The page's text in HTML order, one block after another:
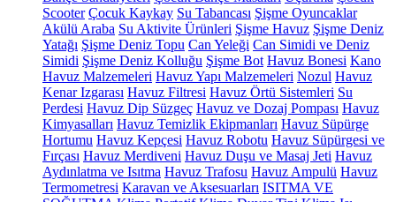
Scooter Çocuk Kaykay Su Tabancası Şişme Oyuncaklar
Akülü Araba Su Aktivite Ürünleri Şişme Havuz Şişme Deniz
Yatağı Şişme Deniz Topu Can Yeleği Can Simidi ve Deniz
Simidi Şişme Deniz Kolluğu Şişme Bot Havuz Bonesi Kano
Havuz Malzemeleri Havuz Yapı Malzemeleri Nozul Havuz
Kenar Izgarası Havuz Filtresi Havuz Örtü Sistemleri Su
Perdesi Havuz Dip Süzgeç Havuz ve Dozaj Pompası Havuz
Kimyasalları Havuz Temizlik Ekipmanları Havuz Süpürge
Hortumu Havuz Kepçesi Havuz Robotu Havuz Süpürgesi ve
Fırçası Havuz Merdiveni Havuz Duşu ve Masaj Jeti Havuz
Aydınlatma ve Isıtma Havuz Trafosu Havuz Ampulü Havuz
Termometresi Karavan ve Aksesuarları ISITMA VE